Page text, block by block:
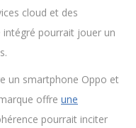
cloud et des
intégré pourrait jouer un
un smartphone Oppo et
offre une
pourrait inciter